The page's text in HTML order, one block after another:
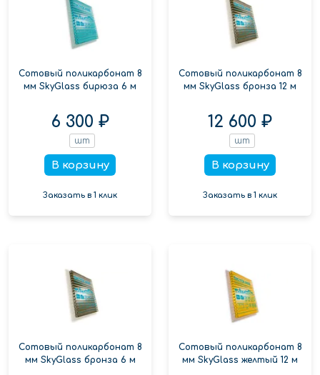
Сотовый поликарбонат 8
мм SkyGlass бирюза 6 м
6 300 ₽
шт
В корзину
Заказать в 1 клик
Сотовый поликарбонат 8
мм SkyGlass бронза 12 м
12 600 ₽
шт
В корзину
Заказать в 1 клик
Сотовый поликарбонат 8
мм SkyGlass бронза 6 м
Сотовый поликарбонат 8
мм SkyGlass желтый 12 м